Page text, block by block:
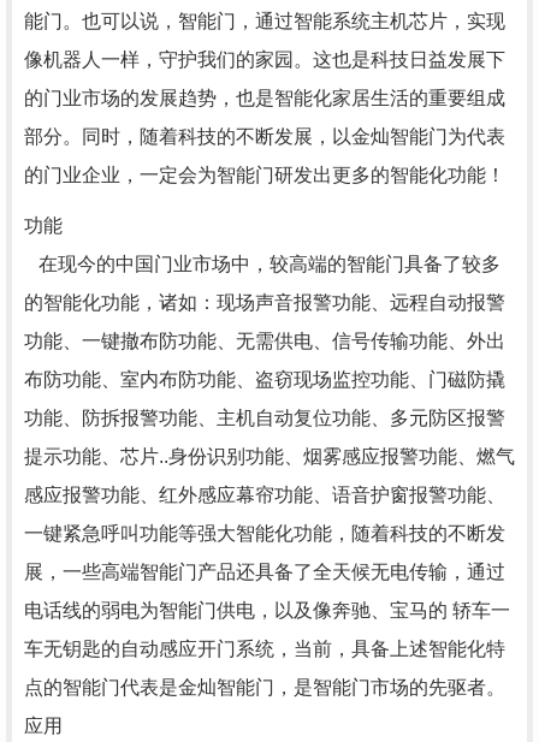
能门。也可以说，智能门，通过智能系统主机芯片，实现
像机器人一样，守护我们的家园。这也是科技日益发展下
的门业市场的发展趋势，也是智能化家居生活的重要组成
部分。同时，随着科技的不断发展，以金灿智能门为代表
的门业企业，一定会为智能门研发出更多的智能化功能！
功能
在现今的中国门业市场中，较高端的智能门具备了较多
的智能化功能，诸如：现场声音报警功能、远程自动报警
功能、一键撤布防功能、无需供电、信号传输功能、外出
布防功能、室内布防功能、盗窃现场监控功能、门磁防撬
功能、防拆报警功能、主机自动复位功能、多元防区报警
提示功能、芯片..身份识别功能、烟雾感应报警功能、燃气
感应报警功能、红外感应幕帘功能、语音护窗报警功能、
一键紧急呼叫功能等强大智能化功能，随着科技的不断发
展，一些高端智能门产品还具备了全天候无电传输，通过
电话线的弱电为智能门供电，以及像奔驰、宝马的 轿车一
车无钥匙的自动感应开门系统，当前，具备上述智能化特
点的智能门代表是金灿智能门，是智能门市场的先驱者。
应用